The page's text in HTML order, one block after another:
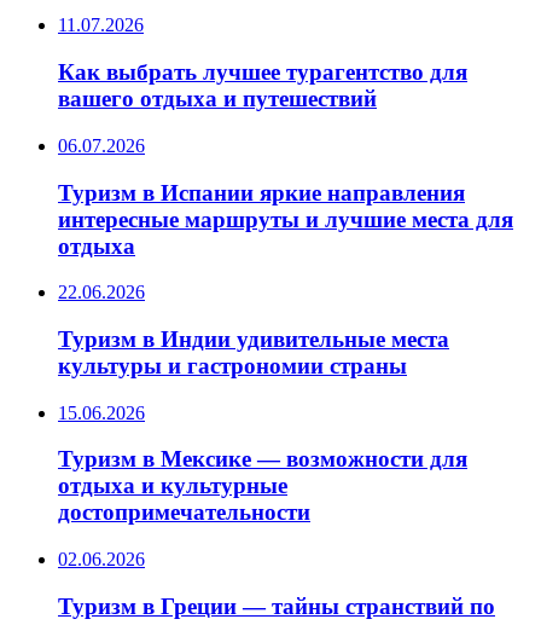
11.07.2026
Как выбрать лучшее турагентство для
вашего отдыха и путешествий
06.07.2026
Туризм в Испании яркие направления
интересные маршруты и лучшие места для
отдыха
22.06.2026
Туризм в Индии удивительные места
культуры и гастрономии страны
15.06.2026
Туризм в Мексике — возможности для
отдыха и культурные
достопримечательности
02.06.2026
Туризм в Греции — тайны странствий по